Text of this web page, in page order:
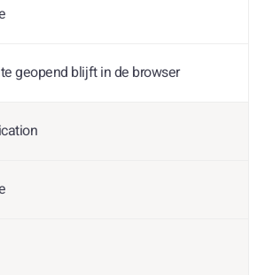
geopend blijft in de browser